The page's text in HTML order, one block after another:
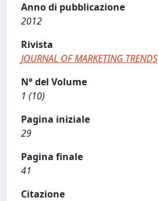
Anno di pubblicazione
2012
Rivista
JOURNAL OF MARKETING TRENDS
N° del Volume
1 (10)
Pagina iniziale
29
Pagina finale
41
Citazione